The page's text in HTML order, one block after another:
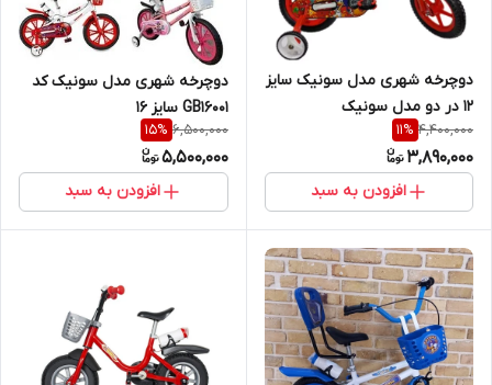
دوچرخه شهری مدل سونیک سایز
12 در دو مدل سونیک
4,400,000
11%
3,890,000
افزودن به سبد
دوچرخه شهری مدل سونیک کد
GB16001 سایز 16
6,500,000
15%
5,500,000
افزودن به سبد